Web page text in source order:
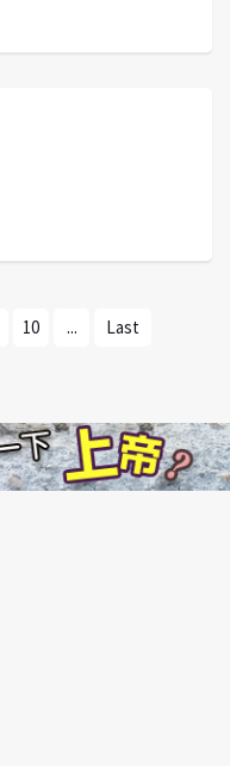
10 ... Last